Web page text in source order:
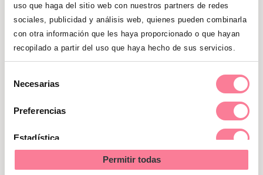
uso que haga del sitio web con nuestros partners de redes
sociales, publicidad y análisis web, quienes pueden combinarla
con otra información que les haya proporcionado o que hayan
recopilado a partir del uso que haya hecho de sus servicios.
Necesarias
Preferencias
Estadística
Permitir todas
Cómo estimular la vista de un